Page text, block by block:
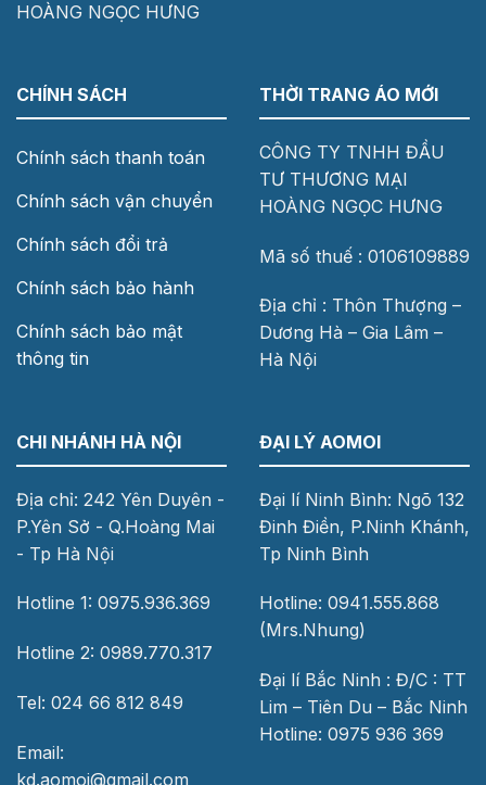
HOÀNG NGỌC HƯNG
CHÍNH SÁCH
Chính sách thanh toán
Chính sách vận chuyển
Chính sách đổi trả
Chính sách bảo hành
Chính sách bảo mật
thông tin
THỜI TRANG ÁO MỚI
CÔNG TY TNHH ĐẦU
TƯ THƯƠNG MẠI
HOÀNG NGỌC HƯNG
Mã số thuế : 0106109889
Địa chỉ : Thôn Thượng –
Dương Hà – Gia Lâm –
Hà Nội
CHI NHÁNH HÀ NỘI
Địa chỉ: 242 Yên Duyên -
P.Yên Sở - Q.Hoàng Mai
- Tp Hà Nội
Hotline 1: 0975.936.369
Hotline 2: 0989.770.317
Tel: 024 66 812 849
Email:
kd.aomoi@gmail.com
ĐẠI LÝ AOMOI
Đại lí Ninh Bình: Ngõ 132
Đinh Điền, P.Ninh Khánh,
Tp Ninh Bình
Hotline: 0941.555.868
(Mrs.Nhung)
Đại lí Bắc Ninh : Đ/C : TT
Lim – Tiên Du – Bắc Ninh
Hotline: 0975 936 369